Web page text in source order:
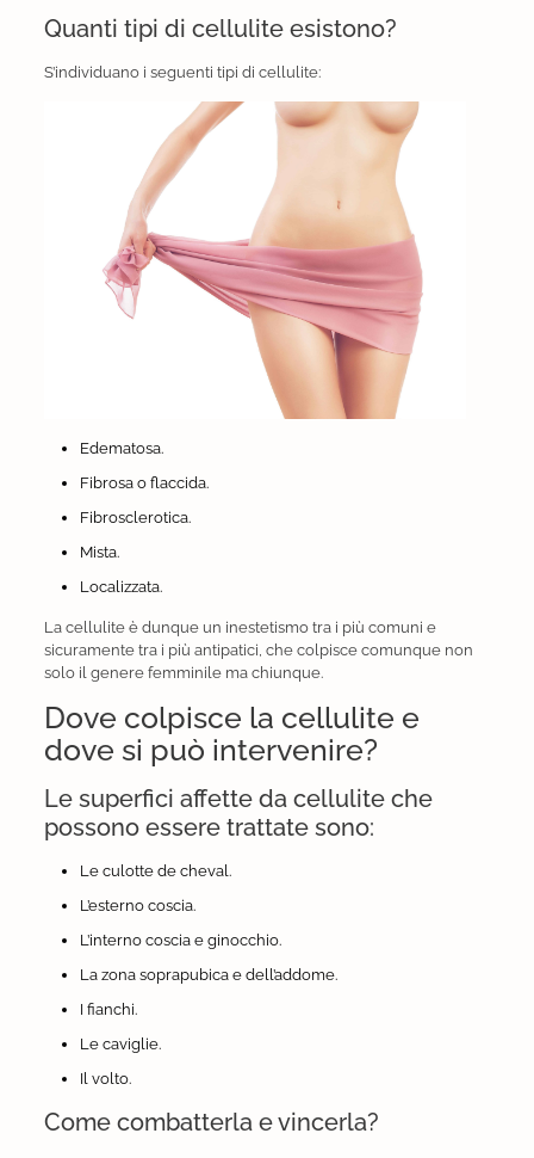
Quanti tipi di cellulite esistono?
S’individuano i seguenti tipi di cellulite:
Edematosa.
Fibrosa o flaccida.
Fibrosclerotica.
Mista.
Localizzata.
La cellulite è dunque un inestetismo tra i più comuni e
sicuramente tra i più antipatici, che colpisce comunque non
solo il genere femminile ma chiunque.
Dove colpisce la cellulite e
dove si può intervenire?
Le superfici affette da cellulite che
possono essere trattate sono:
Le culotte de cheval.
L’esterno coscia.
L’interno coscia e ginocchio.
La zona soprapubica e dell’addome.
I fianchi.
Le caviglie.
Il volto.
Come combatterla e vincerla?